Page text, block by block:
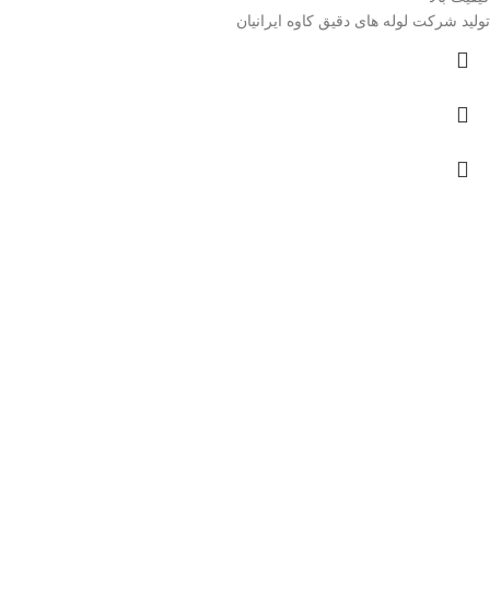
تولید شرکت لوله های دقیق کاوه ایرانیان